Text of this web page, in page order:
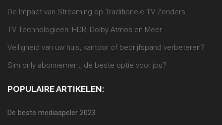
De Impact van Streaming op Traditionele TV Zenders
TV Technologieën: HDR, Dolby Atmos en Meer
Veiligheid van uw huis, kantoor of bedrijfspand verbeteren?
Sim only abonnement, de beste optie voor jou?
POPULAIRE ARTIKELEN:
De beste mediaspeler 2023